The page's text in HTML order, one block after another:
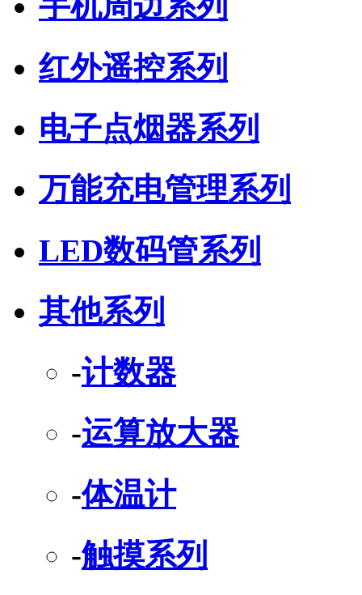
红外遥控系列
电子点烟器系列
万能充电管理系列
LED数码管系列
其他系列
-计数器
-运算放大器
-体温计
-触摸系列